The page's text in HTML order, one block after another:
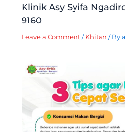
Klinik Asy Syifa
9160
Leave a Comment / Khitan / By